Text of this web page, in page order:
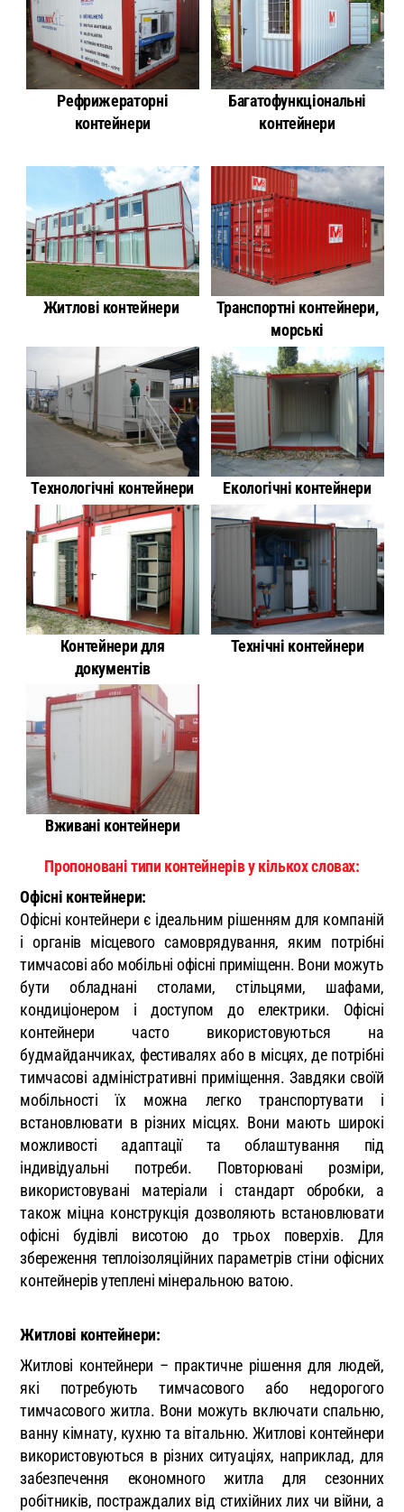
Рефрижераторні
контейнери
Багатофункціональні
контейнери
Житлові контейнери
Транспортні контейнери,
морські
Технологічні контейнери Екологічні контейнери
Контейнери для
документів
Технічні контейнери
Вживані контейнери
Пропоновані типи контейнерів у кількох словах:
Офісні контейнери:
Офісні контейнери є ідеальним рішенням для компаній
і органів місцевого самоврядування, яким потрібні
тимчасові або мобільні офісні приміщенн. Вони можуть
бути обладнані столами, стільцями, шафами,
кондиціонером і доступом до електрики. Офісні
контейнери часто використовуються на
будмайданчиках, фестивалях або в місцях, де потрібні
тимчасові адміністративні приміщення. Завдяки своїй
мобільності їх можна легко транспортувати і
встановлювати в різних місцях. Вони мають широкі
можливості адаптації та облаштування під
індивідуальні потреби. Повторювані розміри,
використовувані матеріали і стандарт обробки, а
також міцна конструкція дозволяють встановлювати
офісні будівлі висотою до трьох поверхів. Для
збереження теплоізоляційних параметрів стіни офісних
контейнерів утеплені мінеральною ватою.
Житлові контейнери:
Житлові контейнери – практичне рішення для людей,
які потребують тимчасового або недорогого
тимчасового житла. Вони можуть включати спальню,
ванну кімнату, кухню та вітальню. Житлові контейнери
використовуються в різних ситуаціях, наприклад, для
забезпечення економного житла для сезонних
робітників, постраждалих від стихійних лих чи війни, а